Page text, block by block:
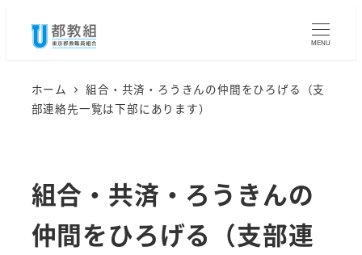
MENU
ホーム
組合・共済・ろうきんの仲間をひろげる（支
部連絡先一覧は下部にあります）
組合・共済・ろうきんの
仲間をひろげる（支部連